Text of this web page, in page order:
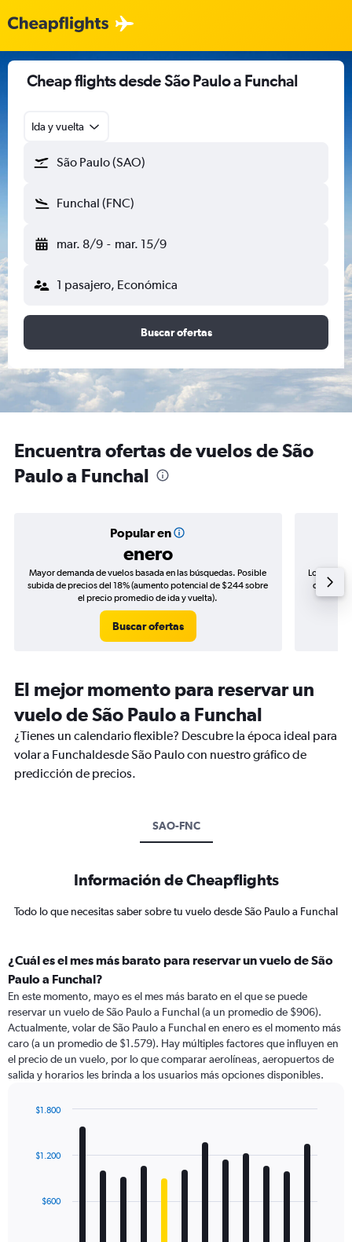
Cheap flights desde São Paulo a Funchal
Ida y vuelta
São Paulo (SAO)
Funchal (FNC)
mar. 8/9 - mar. 15/9
1 pasajero, Económica
Buscar ofertas
Encuentra ofertas de vuelos de São
Paulo a Funchal
Popular en
enero
Mayor demanda de vuelos basada en las búsquedas. Posible
subida de precios del 18% (aumento potencial de $244 sobre
el precio promedio de ida y vuelta).
Buscar ofertas
Los
de
El mejor momento para reservar un
vuelo de São Paulo a Funchal
¿Tienes un calendario flexible? Descubre la época ideal para
volar a Funchaldesde São Paulo con nuestro gráfico de
predicción de precios.
SAO-FNC
Información de Cheapflights
Todo lo que necesitas saber sobre tu vuelo desde São Paulo a Funchal
¿Cuál es el mes más barato para reservar un vuelo de São
Paulo a Funchal?
En este momento, mayo es el mes más barato en el que se puede
reservar un vuelo de São Paulo a Funchal (a un promedio de $906).
Actualmente, volar de São Paulo a Funchal en enero es el momento más
caro (a un promedio de $1.579). Hay múltiples factores que influyen en
el precio de un vuelo, por lo que comparar aerolíneas, aeropuertos de
salida y horarios les brinda a los usuarios más opciones disponibles.
with
12
The$600
$1.200
$1.800